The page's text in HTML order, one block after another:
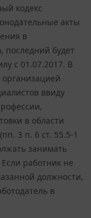
кодекс
акты
в
последний будет
с 01.07.2017. В
ввиду
в области
3 п. 6 ст. 55.5-1
занимать
работник не
должности,
в